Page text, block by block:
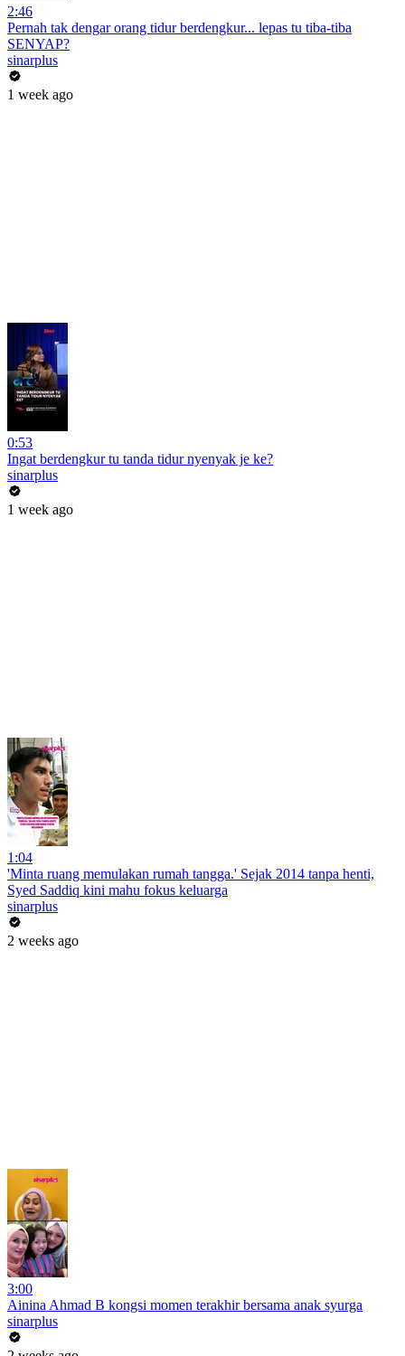
2:46
Pernah tak dengar orang tidur berdengkur... lepas tu tiba-tiba
SENYAP?
sinarplus
1 week ago
0:53
Ingat berdengkur tu tanda tidur nyenyak je ke?
sinarplus
1 week ago
1:04
'Minta ruang memulakan rumah tangga.' Sejak 2014 tanpa henti,
Syed Saddiq kini mahu fokus keluarga
sinarplus
2 weeks ago
3:00
Ainina Ahmad B kongsi momen terakhir bersama anak syurga
sinarplus